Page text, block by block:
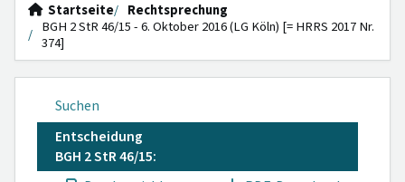
Startseite
Rechtsprechung
BGH 2 StR 46/15 - 6. Oktober 2016 (LG Köln) [= HRRS 2017 Nr.
374]
Suchen
Entscheidung
BGH 2 StR 46/15: